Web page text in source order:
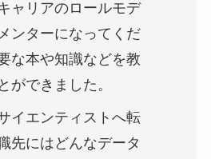
ャリアのロールモデ
ンターになってくだ
な本や知識などを教
ができました。
イエンティストへ転
先にはどんなデータ